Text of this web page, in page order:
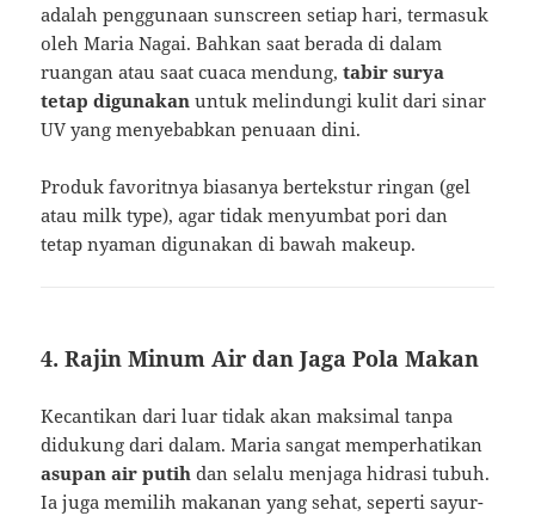
adalah penggunaan sunscreen setiap hari, termasuk
oleh Maria Nagai. Bahkan saat berada di dalam
ruangan atau saat cuaca mendung,tabir surya
tetap digunakan untuk melindungi kulit dari sinar
UV yang menyebabkan penuaan dini.
Produk favoritnya biasanya bertekstur ringan (gel
atau milk type), agar tidak menyumbat pori dan
tetap nyaman digunakan di bawah makeup.
4. Rajin Minum Air dan Jaga Pola Makan
Kecantikan dari luar tidak akan maksimal tanpa
didukung dari dalam. Maria sangat memperhatikan
asupan air putih dan selalu menjaga hidrasi tubuh.
Ia juga memilih makanan yang sehat, seperti sayur-